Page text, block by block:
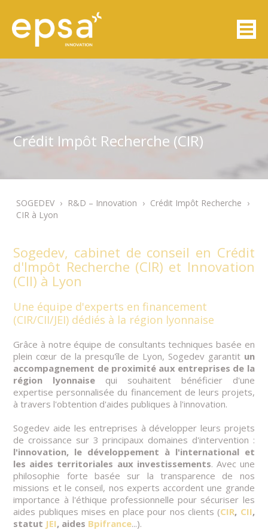
Crédit Impôt Recherche (CIR)
SOGEDEV › R&D – Innovation › Crédit Impôt Recherche ›
CIR à Lyon
Sogedev, cabinet de conseil en Crédit
d'Impôt Recherche (CIR) et Innovation
(CII) à Lyon
Une équipe d'experts en financement
(CIR/CII/JEI) dédiés à la région lyonnaise
Grâce à notre équipe de consultants techniques basée en
plein cœur de la presqu'île de Lyon, Sogedev garantit un
accompagnement de proximité aux entreprises de la
région lyonnaise qui souhaitent bénéficier d'une
expertise personnalisée du financement de leurs projets,
à travers l'obtention d'aides publiques à l'innovation.
Sogedev aide les entreprises à développer leurs projets
de croissance sur 3 principaux domaines d'intervention :
l'innovation, le développement à l'international et
les aides territoriales aux investissements. Avec une
philosophie forte basée sur la transparence de nos
missions et le conseil, nos experts accordent une grande
importance à l'éthique professionnelle pour sécuriser les
aides publiques mises en place pour nos clients (CIR, CII,
statut JEI, aides Bpifrance...).